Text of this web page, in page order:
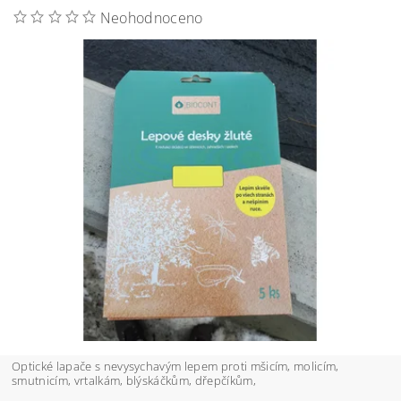
Neohodnoceno
Optické lapače s nevysychavým lepem proti mšicím, molicím,
smutnicím, vrtalkám, blýskáčkům, dřepčíkům,